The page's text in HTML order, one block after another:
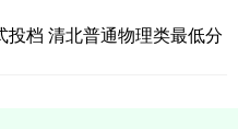
档 清北普通物理类最低分